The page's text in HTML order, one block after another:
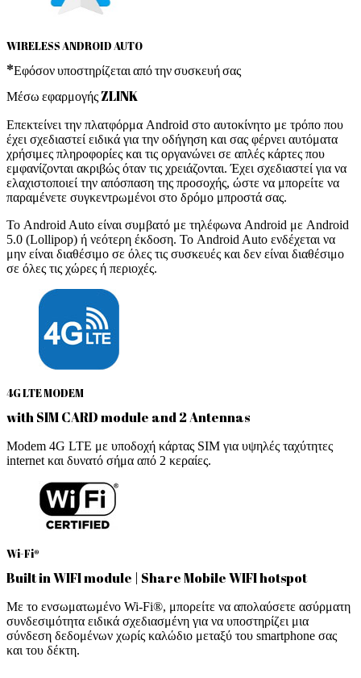
WIRELESS ANDROID AUTO
*Εφόσον υποστηρίζεται από την συσκευή σας
Μέσω εφαρμογής ZLINK
Επεκτείνει την πλατφόρμα Android στο αυτοκίνητο με τρόπο που
έχει σχεδιαστεί ειδικά για την οδήγηση και σας φέρνει αυτόματα
χρήσιμες πληροφορίες και τις οργανώνει σε απλές κάρτες που
εμφανίζονται ακριβώς όταν τις χρειάζονται. Έχει σχεδιαστεί για να
ελαχιστοποιεί την απόσπαση της προσοχής, ώστε να μπορείτε να
παραμένετε συγκεντρωμένοι στο δρόμο μπροστά σας.
Το Android Auto είναι συμβατό με τηλέφωνα Android με Android
5.0 (Lollipop) ή νεότερη έκδοση. Το Android Auto ενδέχεται να
μην είναι διαθέσιμο σε όλες τις συσκευές και δεν είναι διαθέσιμο
σε όλες τις χώρες ή περιοχές.
4G LTE MODEM
with SIM CARD module and 2 Antennas
Modem 4G LTE με υποδοχή κάρτας SIM για υψηλές ταχύτητες
internet και δυνατό σήμα από 2 κεραίες.
Wi-Fi®
Built in WIFI module | Share Mobile WIFI hotspot
Με το ενσωματωμένο Wi-Fi®, μπορείτε να απολαύσετε ασύρματη
συνδεσιμότητα ειδικά σχεδιασμένη για να υποστηρίζει μια
σύνδεση δεδομένων χωρίς καλώδιο μεταξύ του smartphone σας
και του δέκτη.